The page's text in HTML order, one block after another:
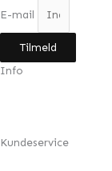
E-mail
Tilmeld
Info
Kundeservice